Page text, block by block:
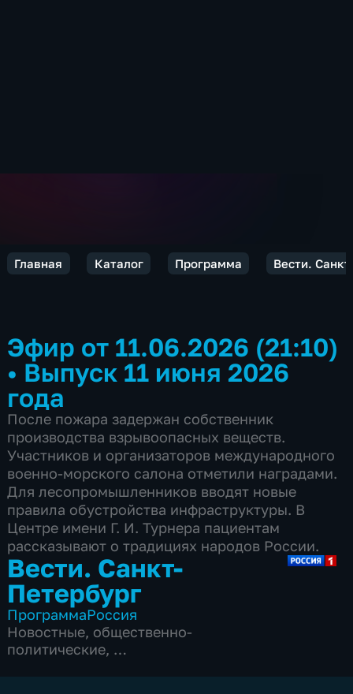
Главная Каталог Программа Вести.
Эфир от 11.06.2026 (21:10)
• Выпуск 11 июня 2026
года
После пожара задержан собственник
производства взрывоопасных веществ.
Участников и организаторов международного
военно-морского салона отметили наградами.
Для лесопромышленников вводят новые
правила обустройства инфраструктуры. В
Центре имени Г. И. Турнера пациентам
рассказывают о традициях народов России.
Вести. Санкт-
Петербург
ПрограммаРоссия
Новостные, общественно-
политические,